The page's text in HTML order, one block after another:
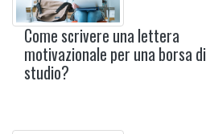
Come scrivere una lettera
motivazionale per una borsa di
studio?